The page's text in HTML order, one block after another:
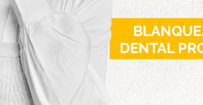
Vázquez Ortega se ha impuesto con
y Pablo Miguel Martín ha recibido el
por valor de 200 euros, en el caso